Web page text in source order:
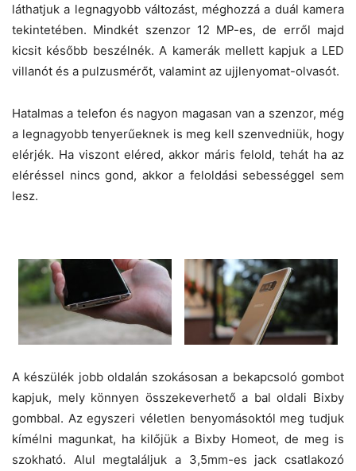
láthatjuk a legnagyobb változást, méghozzá a duál kamera
tekintetében. Mindkét szenzor 12 MP-es, de erről majd
kicsit később beszélnék. A kamerák mellett kapjuk a LED
villanót és a pulzusmérőt, valamint az ujjlenyomat-olvasót.
Hatalmas a telefon és nagyon magasan van a szenzor, még
a legnagyobb tenyerűeknek is meg kell szenvedniük, hogy
elérjék. Ha viszont eléred, akkor máris felold, tehát ha az
eléréssel nincs gond, akkor a feloldási sebességgel sem
lesz.
A készülék jobb oldalán szokásosan a bekapcsoló gombot
kapjuk, mely könnyen összekeverhető a bal oldali Bixby
gombbal. Az egyszeri véletlen benyomásoktól meg tudjuk
kímélni magunkat, ha kilőjük a Bixby Homeot, de meg is
szokható. Alul megtaláljuk a 3,5mm-es jack csatlakozó